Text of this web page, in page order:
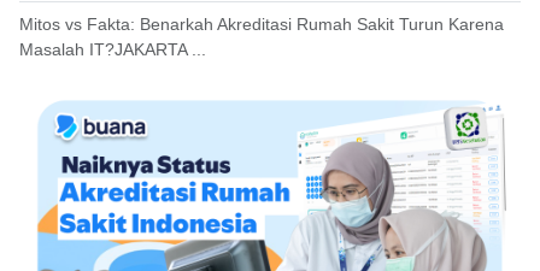
Mitos vs Fakta: Benarkah Akreditasi Rumah Sakit Turun Karena
Masalah IT?JAKARTA ...